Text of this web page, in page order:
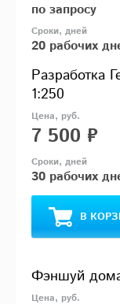
по запросу
20 рабочих
Разработка
1:250
7 500 ₽
30 рабочих
В
Фэншуй